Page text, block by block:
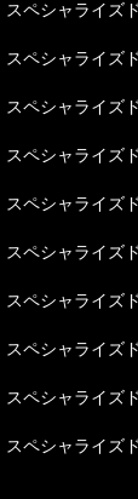
スペシャライズ
スペシャライズ
スペシャライズ
スペシャライズ
スペシャライズ
スペシャライズ
スペシャライズ
スペシャライズ
スペシャライズ
スペシャライズ